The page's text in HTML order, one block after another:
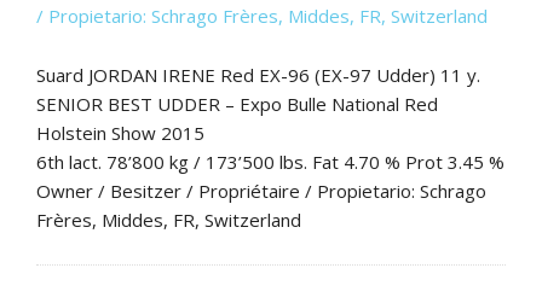
Suard JORDAN IRENE Red EX-96 (EX-97 Udder) 11 y.
SENIOR BEST UDDER – Expo Bulle National Red
Holstein Show 2015
6th lact. 78’800 kg / 173’500 lbs. Fat 4.70 % Prot 3.45 %
Owner / Besitzer / Propriétaire / Propietario: Schrago
Frères, Middes, FR, Switzerland